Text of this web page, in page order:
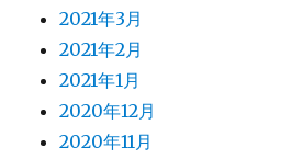
2021年3月
2021年2月
2021年1月
2020年12月
2020年11月